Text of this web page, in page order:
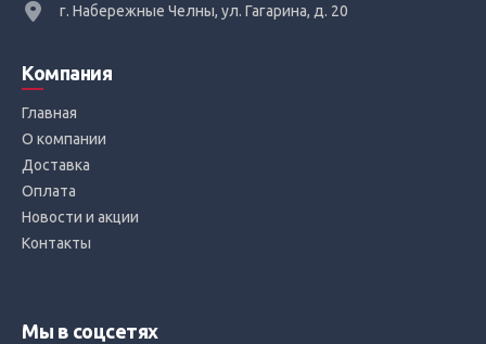
г. Набережные Челны, ул. Гагарина, д. 20
Компания
Главная
О компании
Доставка
Оплата
Новости и акции
Контакты
Мы в соцсетях